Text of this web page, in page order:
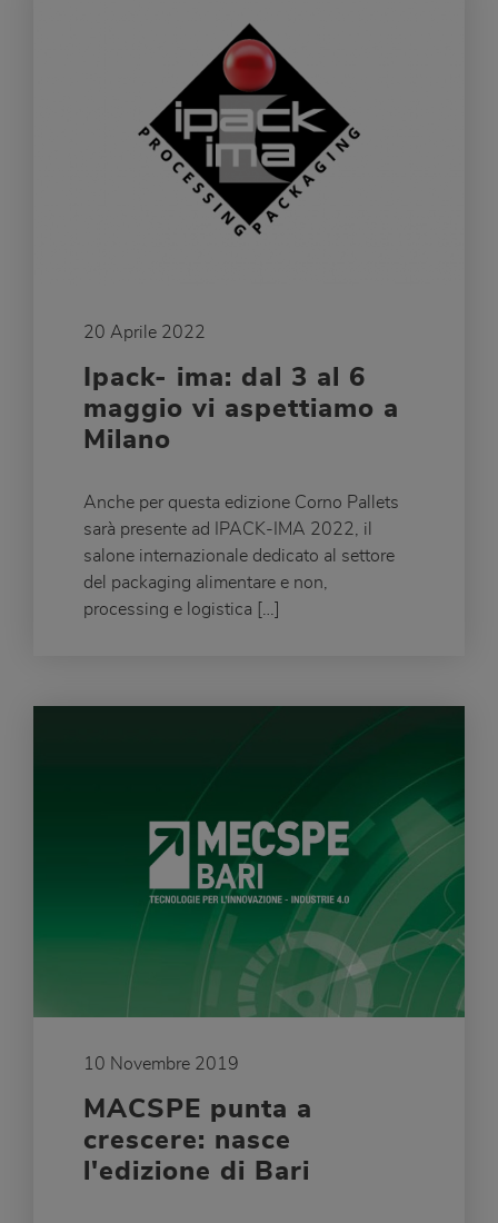
20 Aprile 2022
Ipack- ima: dal 3 al 6
maggio vi aspettiamo a
Milano
Anche per questa edizione Corno Pallets
sarà presente ad IPACK-IMA 2022, il
salone internazionale dedicato al settore
del packaging alimentare e non,
processing e logistica […]
10 Novembre 2019
MACSPE punta a
crescere: nasce
l'edizione di Bari